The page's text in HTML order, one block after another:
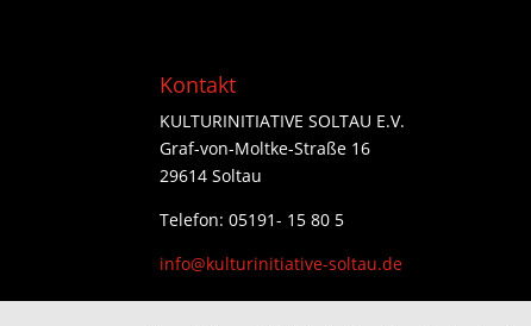
Kontakt
KULTURINITIATIVE SOLTAU E.V.
Graf-von-Moltke-Straße 16
29614 Soltau
Telefon: 05191- 15 80 5
info@kulturinitiative-soltau.de